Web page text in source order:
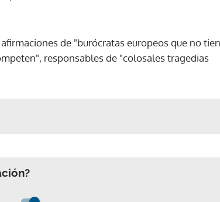
de "burócratas europeos que no
responsables de "colosales tragedias